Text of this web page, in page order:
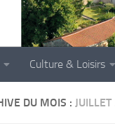
Culture & Loisirs
DU MOIS :